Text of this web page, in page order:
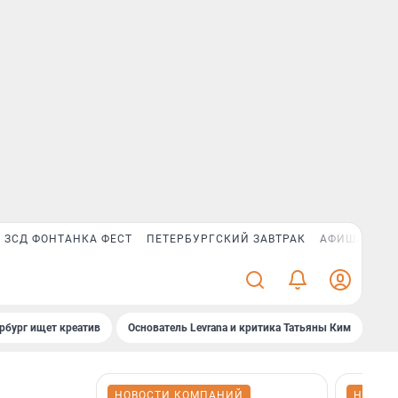
ЗСД ФОНТАНКА ФЕСТ ПЕТЕРБУРГСКИЙ ЗАВТРАК АФИША PLUS
ищет креатив Основатель Levrana и критика Татьяны Ким
НОВОСТИ КОМПАНИЙ